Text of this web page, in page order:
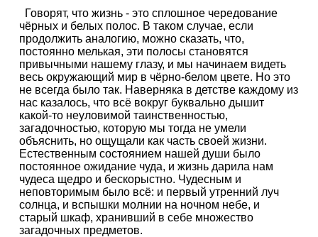
Говорят, что жизнь - это сплошное чередование
чёрных и белых полос. В таком случае, если
продолжить аналогию, можно сказать, что,
постоянно мелькая, эти полосы становятся
привычными нашему глазу, и мы начинаем видеть
весь окружающий мир в чёрно-белом цвете. Но это
не всегда было так. Наверняка в детстве каждому из
нас казалось, что всё вокруг буквально дышит
какой-то неуловимой таинственностью,
загадочностью, которую мы тогда не умели
объяснить, но ощущали как часть своей жизни.
Естественным состоянием нашей души было
постоянное ожидание чуда, и жизнь дарила нам
чудеса щедро и бескорыстно. Чудесным и
неповторимым было всё: и первый утренний луч
солнца, и вспышки молнии на ночном небе, и
старый шкаф, хранивший в себе множество
загадочных предметов.